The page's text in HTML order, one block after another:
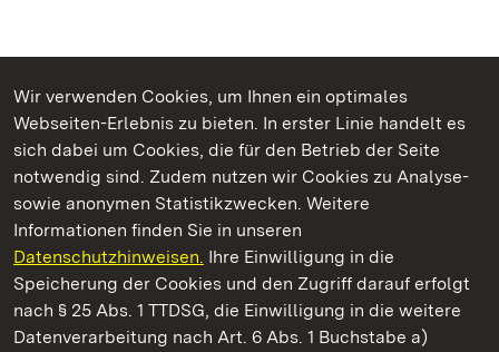
Wir verwenden Cookies, um Ihnen ein optimales
Webseiten-Erlebnis zu bieten. In erster Linie handelt es
sich dabei um Cookies, die für den Betrieb der Seite
notwendig sind. Zudem nutzen wir Cookies zu Analyse-
sowie anonymen Statistikzwecken. Weitere
Informationen finden Sie in unseren
Datenschutzhinweisen. Ihre Einwilligung in die
Speicherung der Cookies und den Zugriff darauf erfolgt
nach § 25 Abs. 1 TTDSG, die Einwilligung in die weitere
Datenverarbeitung nach Art. 6 Abs. 1 Buchstabe a)
Kommen. Staunen. Genießen.
Staatliche Schlösser und Gärten Baden‑Württemberg
Staatliche Schlösser und Gärten Baden-Württemberg